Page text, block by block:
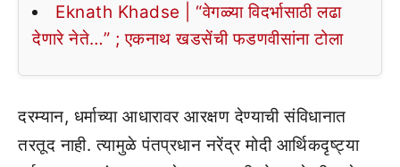
Eknath Khadse | “वेगळ्या विदर्भासाठी लढा
देणारे नेते…” ; एकनाथ खडसेंची फडणवीसांना टोला
दरम्यान, धर्माच्या आधारावर आरक्षण देण्याची संविधानात
तरतूद नाही. त्यामुळे पंतप्रधान नरेंद्र मोदी आर्थिकदृष्ट्या